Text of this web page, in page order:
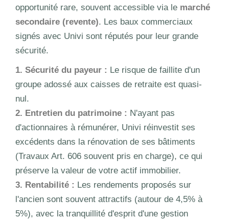
opportunité rare, souvent accessible via le marché
secondaire (revente). Les baux commerciaux
signés avec Univi sont réputés pour leur grande
sécurité.
1. Sécurité du payeur : Le risque de faillite d'un
groupe adossé aux caisses de retraite est quasi-
nul.
2. Entretien du patrimoine : N'ayant pas
d'actionnaires à rémunérer, Univi réinvestit ses
excédents dans la rénovation de ses bâtiments
(Travaux Art. 606 souvent pris en charge), ce qui
préserve la valeur de votre actif immobilier.
3. Rentabilité : Les rendements proposés sur
l'ancien sont souvent attractifs (autour de 4,5% à
5%), avec la tranquillité d'esprit d'une gestion